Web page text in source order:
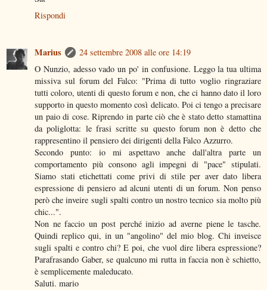
Rispondi
Marius
24 settembre 2008 alle ore 14:19
O Nunzio, adesso vado un po' in confusione. Leggo la tua ultima
missiva sul forum del Falco: "Prima di tutto voglio ringraziare
tutti coloro, utenti di questo forum e non, che ci hanno dato il loro
supporto in questo momento così delicato. Poi ci tengo a precisare
un paio di cose. Riprendo in parte ciò che è stato detto stamattina
da poliglotta: le frasi scritte su questo forum non è detto che
rappresentino il pensiero dei dirigenti della Falco Azzurro.
Secondo punto: io mi aspettavo anche dall'altra parte un
comportamento più consono agli impegni di "pace" stipulati.
Siamo stati etichettati come privi di stile per aver dato libera
espressione di pensiero ad alcuni utenti di un forum. Non penso
però che inveire sugli spalti contro un nostro tecnico sia molto più
chic...".
Non ne faccio un post perché inizio ad averne piene le tasche.
Quindi replico qui, in un "angolino" del mio blog. Chi inveisce
sugli spalti e contro chi? E poi, che vuol dire libera espressione?
Parafrasando Gaber, se qualcuno mi rutta in faccia non è schietto,
è semplicemente maleducato.
Saluti. mario